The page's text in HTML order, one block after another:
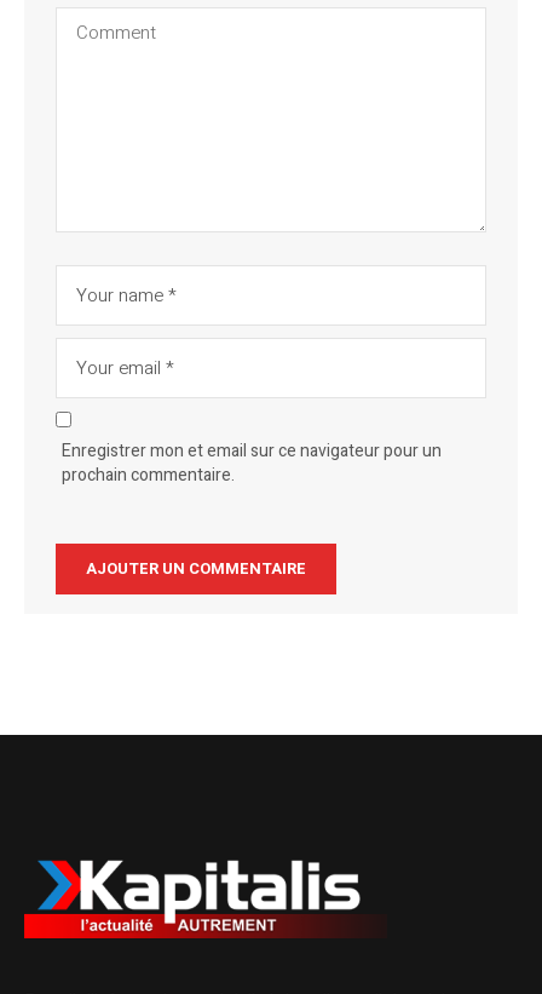
Enregistrer mon et email sur ce navigateur pour un
prochain commentaire.